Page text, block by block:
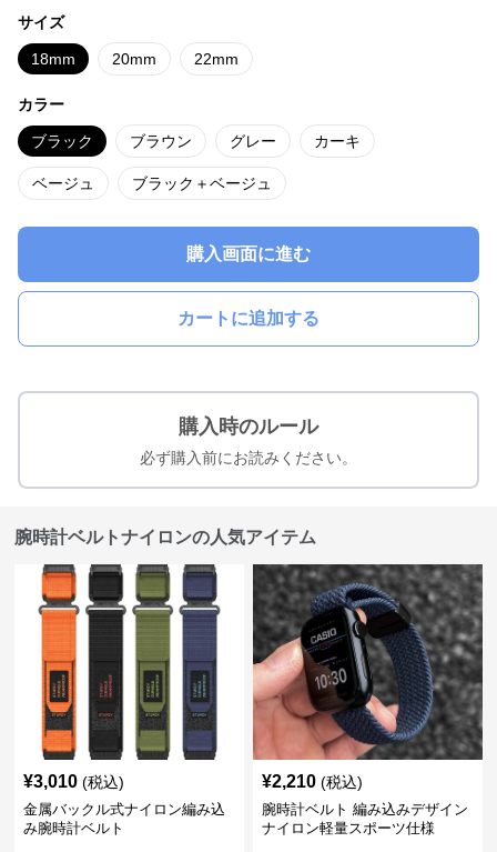
サイズ
18mm 20mm 22mm
カラー
ブラック ブラウン グレー カーキ
ベージュ ブラック＋ベージュ
購入画面に進む
カートに追加する
購入時のルール
必ず購入前にお読みください。
腕時計ベルトナイロンの人気アイテム
¥3,010 (税込)
金属バックル式ナイロン編み込
み腕時計ベルト
¥2,210 (税込)
腕時計ベルト 編み込みデザイン
ナイロン軽量スポーツ仕様